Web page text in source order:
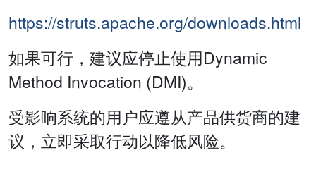
https://struts.apache.org/downloads.html
如果可行，建议应停止使用Dynamic
Method Invocation (DMI)。
受影响系统的用户应遵从产品供货商的建
议，立即采取行动以降低风险。